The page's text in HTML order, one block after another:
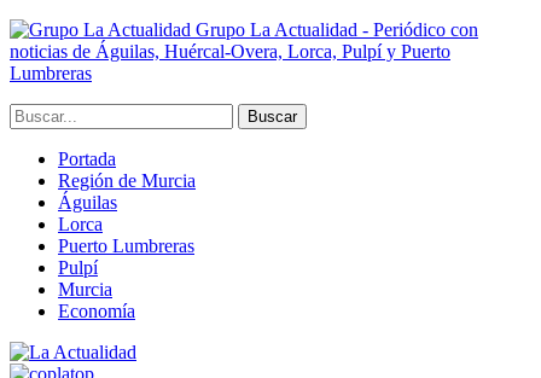
Grupo La Actualidad - Periódico con
noticias de Águilas, Huércal-Overa, Lorca, Pulpí y Puerto
Lumbreras
Portada
Región de Murcia
Águilas
Lorca
Puerto Lumbreras
Pulpí
Murcia
Economía